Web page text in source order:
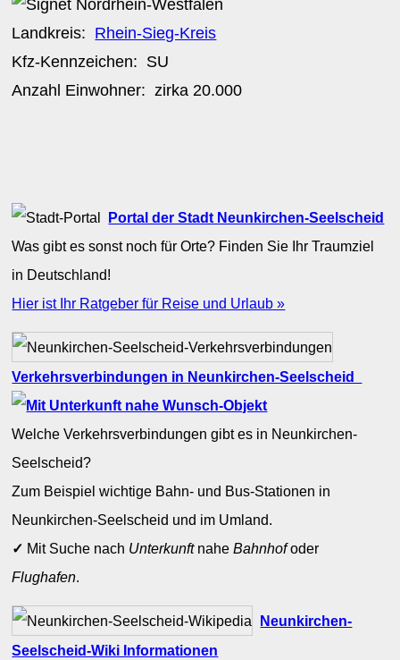
Landkreis: Rhein-Sieg-Kreis
Kfz-Kennzeichen: SU
Anzahl Einwohner: zirka 20.000
Portal der Stadt Neunkirchen-Seelscheid
Was gibt es sonst noch für Orte? Finden Sie Ihr Traumziel
in Deutschland!
Hier ist Ihr Ratgeber für Reise und Urlaub »
Verkehrsverbindungen in Neunkirchen-Seelscheid
Welche Verkehrsverbindungen gibt es in Neunkirchen-
Seelscheid?
Zum Beispiel wichtige Bahn- und Bus-Stationen in
Neunkirchen-Seelscheid und im Umland.
✓ Mit Suche nach UnterkunftnaheBahnhofoder
Flughafen.
Neunkirchen-
Seelscheid-Wiki Informationen